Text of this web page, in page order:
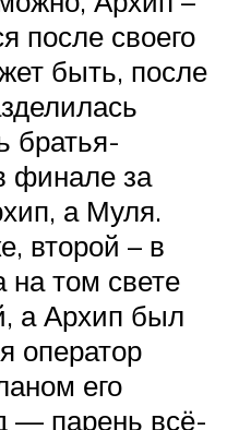
после своего
быть, после
братья-
финале за
а Муля.
второй – в
на том свете
а Архип был
оператор
его
— парень всё-